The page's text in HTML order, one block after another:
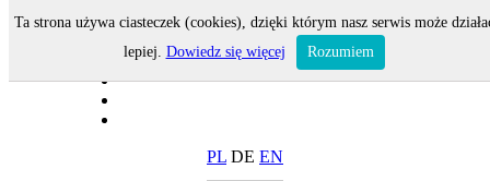
PL DE EN
Ta strona używa ciasteczek (cookies), dzięki którym nasz serwis może
lepiej. Dowiedz się więcej Rozumiem